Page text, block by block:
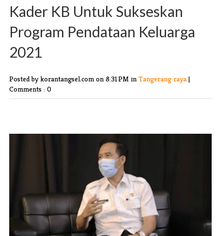
Kader KB Untuk Sukseskan
Program Pendataan Keluarga
2021
Posted by korantangsel.com on 8:31 PM in Tangerang raya |
Comments : 0